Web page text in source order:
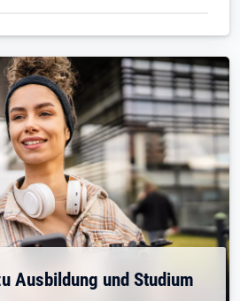
Ausbildung und Studium